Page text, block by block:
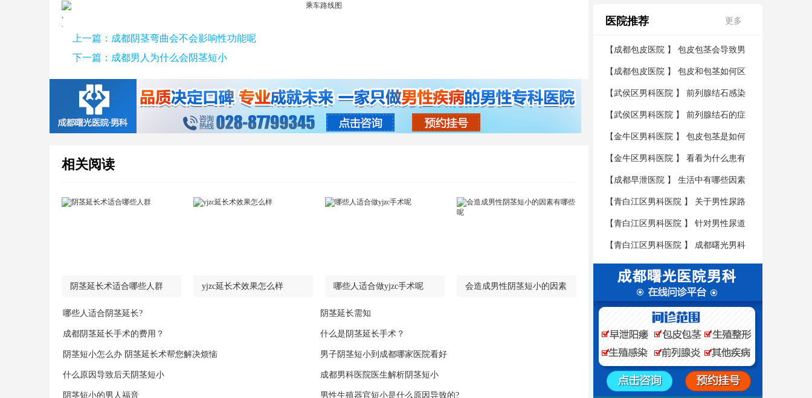
,
.
上一篇： 成都阴茎弯曲会不会影响性功能呢
下一篇： 成都男人为什么会阴茎短小
相关阅读
阴茎延长术适合哪些人群 yjzc延长术效果怎么样 哪些人适合做yjzc手术呢 会造成男性阴茎短小的因素
哪些人适合阴茎延长? 阴茎延长需知
成都阴茎延长手术的费用？ 什么是阴茎延长手术？
阴茎短小怎么办 阴茎延长术帮您解决烦恼 男子阴茎短小到成都哪家医院看好
什么原因导致后天阴茎短小 成都男科医院医生解析阴茎短小
阴茎短小的男人福音 男性生殖器官短小是什么原因导致的?
医院推荐 更多
【 成都包皮医院 】 包皮包茎会导致男
性肾虚
【 成都包皮医院 】 包皮和包茎如何区
分？
【武侯区男科医院 】 前列腺结石感染
会有哪些后果?
【武侯区男科医院 】 前列腺结石的症
状有哪些？
【金牛区男科医院 】 包皮包茎是如何
形成危害的呢?
【金牛区男科医院 】 看看为什么患有
包皮包茎疾病要尽早的治疗呢?
【 成都早泄医院 】 生活中有哪些因素
是会导致男性不育的呢?
【青白江区男科医院 】 关于男性尿路
感染患者的三大护理具体是什么呢?
【青白江区男科医院 】 针对男性尿道
炎要如何进行护理呢?
【青白江区男科医院 】 成都曙光男科
医学医院教您如何辨别尿道炎